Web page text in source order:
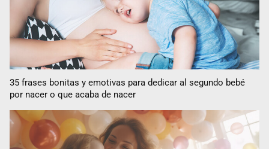
35 frases bonitas y emotivas para dedicar al segundo bebé
por nacer o que acaba de nacer